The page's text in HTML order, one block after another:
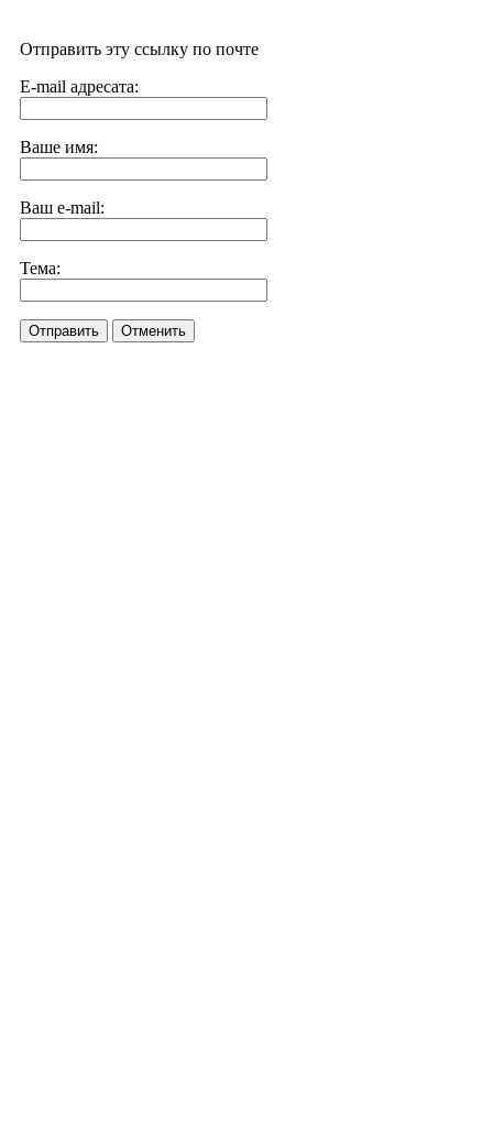
Отправить эту ссылку по почте
E-mail адресата:
Ваше имя:
Ваш e-mail:
Тема:
Отправить Отменить